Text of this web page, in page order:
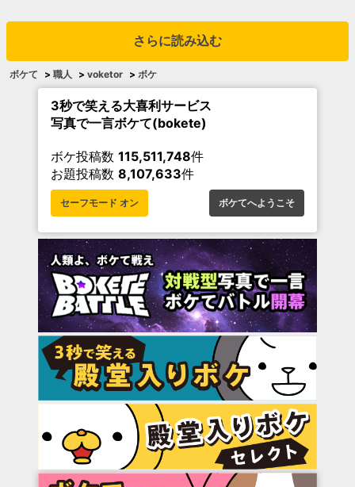
さらに読み込む
ボケて > 職人 > voketor > ボケ
3秒で笑える大喜利サービス
写真で一言ボケて(bokete)
ボケ投稿数 115,511,748件
お題投稿数 8,107,633件
セーフモード オン ボケてへようこそ